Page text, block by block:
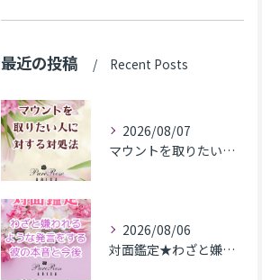
最近の投稿 Recent Posts
2026/08/07
マウントを取りたい人に対する対処法
2026/08/06
対面鑑定★わざと嫌われるような発言をする彼の本音と今後★埼玉県M.K様